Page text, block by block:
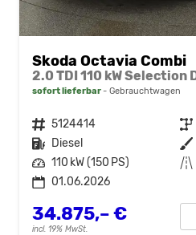
Skoda Octavia Combi
sofort lieferbar Gebrauchtwagen
Fahrzeugnr. 5124414 Getriebe
Kraftstoff Diesel Außenfarbe
Leistung 110 kW (150 PS) Kilometerstand
01.06.2026
34.875,– €
incl. 19% MwSt.